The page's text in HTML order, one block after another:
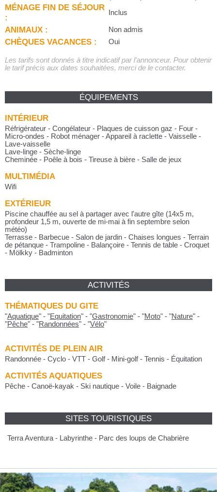
MÉNAGE FIN DE SÉJOUR
:
Inclus
ANIMAUX : Non admis
CHÈQUES VACANCES : Oui
Les tarifs sont donnés à titre indicatif par l'annonceur. Pour obtenir
le tarif précis aux dates souhaitées, merci de le contacter.
ÉQUIPEMENTS
INTÉRIEUR
Réfrigérateur - Congélateur - Plaques de cuisson gaz - Four -
Micro-ondes - Robot ménager - Appareil à raclette - Vaisselle -
Lave-vaisselle
Lave-linge - Sèche-linge
Cheminée - Poêle à bois - Tireuse à bière - Salle de jeux
MULTIMÉDIA
Wifi
EXTÉRIEUR
Piscine chauffée au sel à partager avec l'autre gîte (14x5 m,
profondeur 1,5 m, ouverte de mi-mai à fin septembre selon
météo)
Terrasse - Barbecue - Salon de jardin - Chaises longues - Terrain
de pétanque - Trampoline - Balançoire - Tennis de table - Croquet
- Mölkky - Badminton
ACTIVITÉS
THÉMATIQUES DU GITE
"Aquatique" - "Equitation" - "Gastronomie" - "Moto" - "Nature" -
"Pêche" - "Randonnées" - "Vélo"
ACTIVITÉS DE PLEIN AIR
Randonnée - Cyclo - VTT - Golf - Mini-golf - Tennis - Équitation
ACTIVITÉS AQUATIQUES
Pêche - Canoë-kayak - Ski nautique - Voile - Baignade
SITES TOURISTIQUES
Terra Aventura - Labyrinthe - Parc des loups de Chabrière